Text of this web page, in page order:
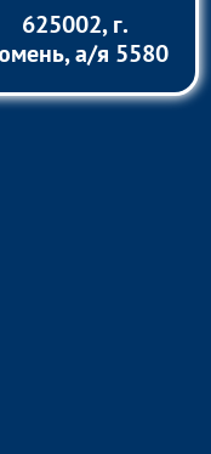
625002, г.
а/я 5580